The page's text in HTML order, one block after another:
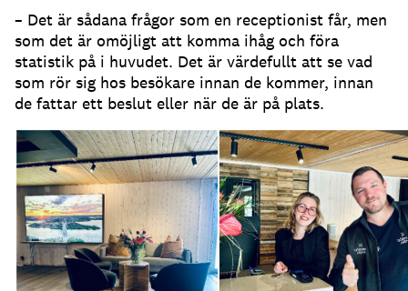
– Det är sådana frågor som en receptionist får, men
som det är omöjligt att komma ihåg och föra
statistik på i huvudet. Det är värdefullt att se vad
som rör sig hos besökare innan de kommer, innan
de fattar ett beslut eller när de är på plats.